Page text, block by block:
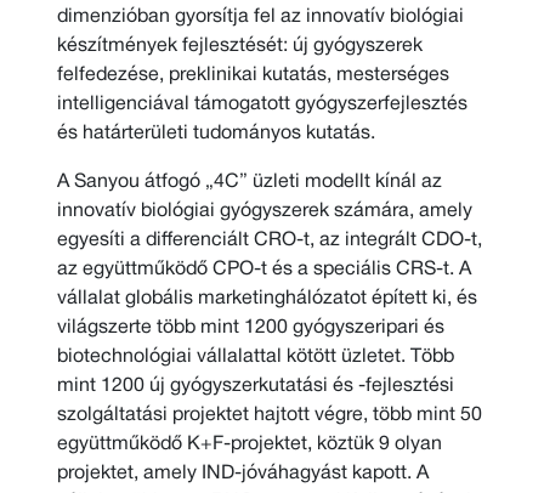
dimenzióban gyorsítja fel az innovatív biológiai
készítmények fejlesztését: új gyógyszerek
felfedezése, preklinikai kutatás, mesterséges
intelligenciával támogatott gyógyszerfejlesztés
és határterületi tudományos kutatás.
A Sanyou átfogó „4C” üzleti modellt kínál az
innovatív biológiai gyógyszerek számára, amely
egyesíti a differenciált CRO-t, az integrált CDO-t,
az együttműködő CPO-t és a speciális CRS-t. A
vállalat globális marketinghálózatot épített ki, és
világszerte több mint 1200 gyógyszeripari és
biotechnológiai vállalattal kötött üzletet. Több
mint 1200 új gyógyszerkutatási és -fejlesztési
szolgáltatási projektet hajtott végre, több mint 50
együttműködő K+F-projektet, köztük 9 olyan
projektet, amely IND-jóváhagyást kapott. A